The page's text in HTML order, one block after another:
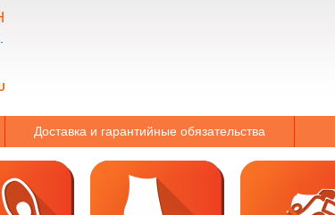
Доставка и гарантийные обязательства